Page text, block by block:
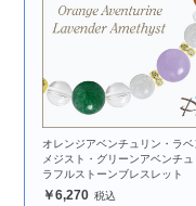
オレンジアベンチュリン・ラベ
メジスト・グリーンアベンチ
ラフルストーンブレスレット
6,270